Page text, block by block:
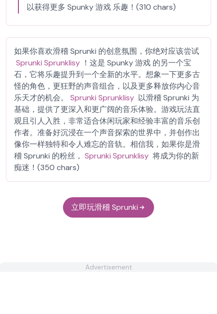
以获得更多 Spunky 游戏 乐趣！(310 chars)
如果你喜欢滑稽 Sprunki 的创意氛围，你绝对应该尝试
Sprunki Sprunklisy ！这是 Spunky 游戏 的另一个宝
石，它将乐趣提升到一个全新的水平。想象一下更多古
怪的角色，更狂野的声音组合，以及更多释放你内心音
乐天才的机会。
Sprunki Sprunklisy 以滑稽 Sprunki 为
基础，提供了更深入和更广阔的音乐体验。游戏玩法直
观且引人入胜，非常适合休闲玩家和经验丰富的音乐创
作者。准备好沉浸在一个声音探索的世界中，并创作出
像你一样独特和令人难忘的音轨。相信我，如果你是滑
稽 Sprunki 的粉丝， Sprunki Sprunklisy 将成为你的新
痴迷！(350 chars)
立即玩滑稽 Sprunki
Advertisement